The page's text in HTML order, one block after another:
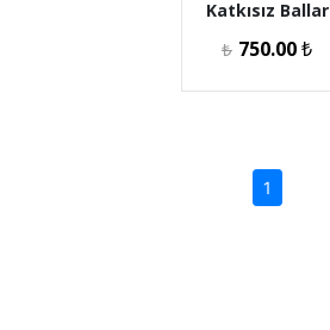
Katkısız Ballar
₺ 750.00₺
1